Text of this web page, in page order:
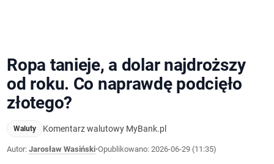
Ropa tanieje, a dolar najdroższy
od roku. Co naprawdę podcięło
złotego?
Waluty Komentarz walutowy MyBank.pl
Autor:Jarosław Wasiński•Opublikowano:2026-06-29 (11:35)